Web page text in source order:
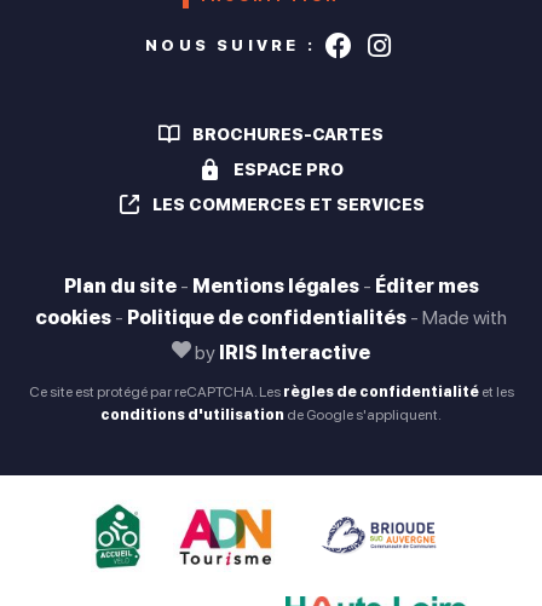
NOUS SUIVRE : Suivez-nous
Suivez-
BROCHURES-CARTES
ESPACE PRO
LES COMMERCES ET SERVICES
Plan du site - Mentions légales - Éditer mes
cookies - Politique de confidentialités - Made with
by IRIS Interactive
Ce site est protégé par reCAPTCHA. Les règles de confidentialitéet les
conditions d'utilisation de Google s'appliquent.